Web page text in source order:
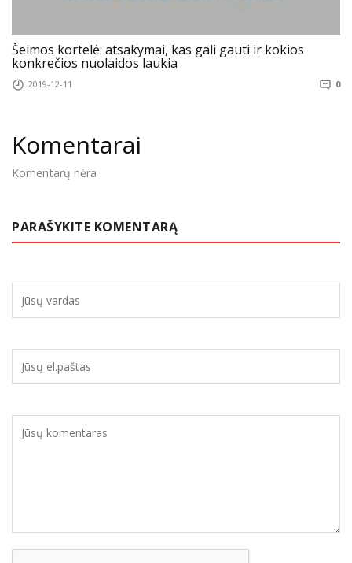
Šeimos kortelė: atsakymai, kas gali gauti ir kokios
konkrečios nuolaidos laukia
2019-12-11 0
Komentarai
Komentarų nėra
PARAŠYKITE KOMENTARĄ